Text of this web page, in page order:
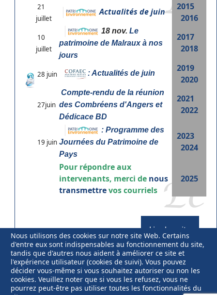
21
juillet
Actualités de juin
2015
2016
10
juillet
18 nov. Le
patrimoine de Malraux à nos
jours
2017
2018
28 juin : Actualités de juin
2019
2020
27juin
Compte-rendu de la réunion
des Combréens d'Angers et
Dédicace BD
2021
2022
19 juin
: Programme des
Journées du Patrimoine de
Pays
2023
2024
Pour répondre aux
intervenants, merci de nous
transmettrevos courriels
2025
Lire la suite
Nous utilisons des cookies sur notre site Web. Certains
d'entre eux sont indispensables au fonctionnement du site,
tandis que d'autres nous aident à améliorer ce site et
l'expérience utilisateur (cookies de suivi). Vous pouvez
décider vous-même si vous souhaitez autoriser ou non les
cookies. Veuillez noter que si vous les refusez, vous ne
pourrez peut-être pas utiliser toutes les fonctionnalités du